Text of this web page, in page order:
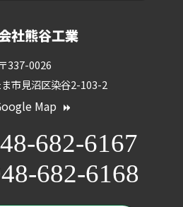
社熊谷工業
〒337-0026
市見沼区染谷2-103-2
Map
682-6167
682-6168